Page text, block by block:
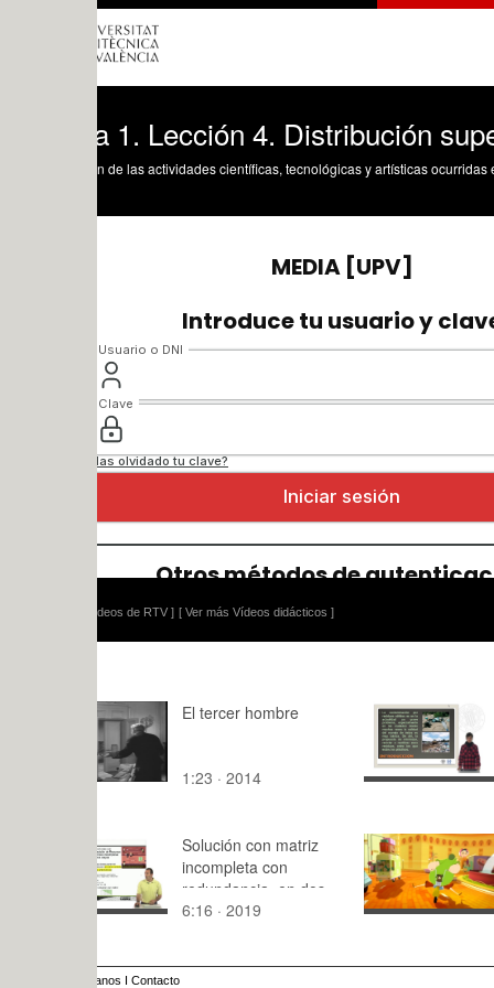
1. Lección 4. Distribución superficial
de las actividades científicas, tecnológicas y artísticas ocurridas en los tres
[ Ver más Vídeos didácticos ]
El tercer hombre
1:23 · 2014
Elementos
realizados
la
parques
Venezuela
11:37 ·
Solución con matriz
incompleta con
redundancia, en dos
etapas
6:16 · 2019
Prueba de
4:45 · 2015